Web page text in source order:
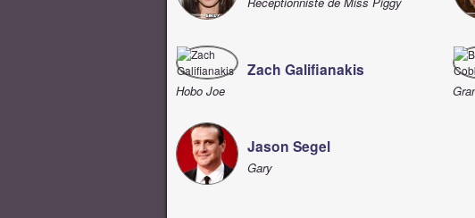
Zach Galifianakis
Hobo Joe
Jason Segel
Gary